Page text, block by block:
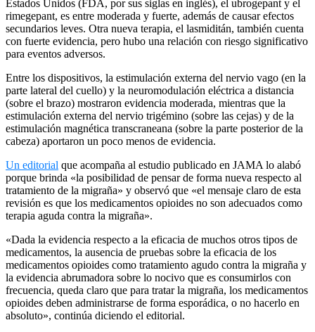
Estados Unidos (FDA, por sus siglas en inglés), el ubrogepant y el
rimegepant, es entre moderada y fuerte, además de causar efectos
secundarios leves. Otra nueva terapia, el lasmiditán, también cuenta
con fuerte evidencia, pero hubo una relación con riesgo significativo
para eventos adversos.
Entre los dispositivos, la estimulación externa del nervio vago (en la
parte lateral del cuello) y la neuromodulación eléctrica a distancia
(sobre el brazo) mostraron evidencia moderada, mientras que la
estimulación externa del nervio trigémino (sobre las cejas) y de la
estimulación magnética transcraneana (sobre la parte posterior de la
cabeza) aportaron un poco menos de evidencia.
Un editorial que acompaña al estudio publicado en JAMA lo alabó
porque brinda «la posibilidad de pensar de forma nueva respecto al
tratamiento de la migraña» y observó que «el mensaje claro de esta
revisión es que los medicamentos opioides no son adecuados como
terapia aguda contra la migraña».
«Dada la evidencia respecto a la eficacia de muchos otros tipos de
medicamentos, la ausencia de pruebas sobre la eficacia de los
medicamentos opioides como tratamiento agudo contra la migraña y
la evidencia abrumadora sobre lo nocivo que es consumirlos con
frecuencia, queda claro que para tratar la migraña, los medicamentos
opioides deben administrarse de forma esporádica, o no hacerlo en
absoluto», continúa diciendo el editorial.